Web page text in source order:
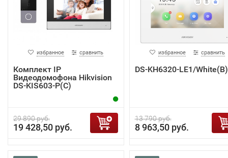
избранное сравнить
Комплект IP
Видеодомофона Hikvision
DS-KIS603-P(C)
29 890 руб.
19 428,50 руб.
избранное сравнить
DS-KH6320-LE1/White(B)
13 790 руб.
8 963,50 руб.